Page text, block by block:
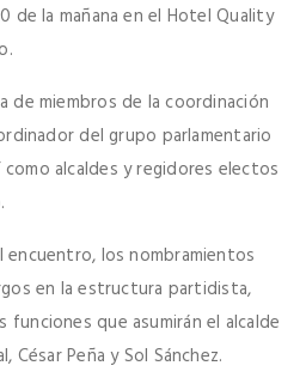
de la mañana en el Hotel Quality
de miembros de la coordinación
del grupo parlamentario
alcaldes y regidores electos
encuentro, los nombramientos
en la estructura partidista,
funciones que asumirán el alcalde
César Peña y Sol Sánchez.